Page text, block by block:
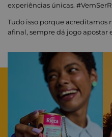
experiências únicas.
Tudo isso porque acreditamos
afinal, sempre dá jogo apostar